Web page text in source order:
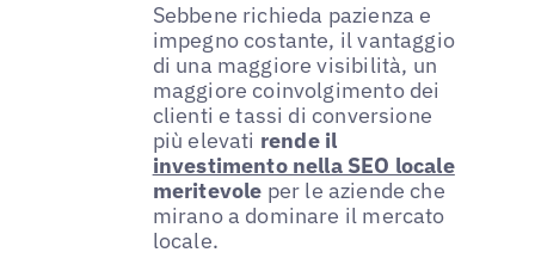
Sebbene richieda pazienza e
impegno costante, il vantaggio
di una maggiore visibilità, un
maggiore coinvolgimento dei
clienti e tassi di conversione
più elevati rende il
investimento nella SEO locale
meritevole per le aziende che
mirano a dominare il mercato
locale.